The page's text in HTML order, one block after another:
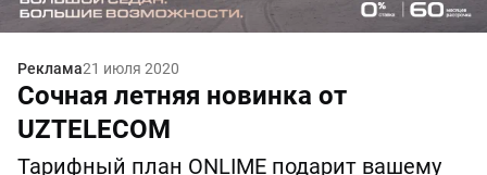
Реклама21 июля 2020
Сочная летняя новинка от
UZTELECOM
Тарифный план ONLIME подарит вашему